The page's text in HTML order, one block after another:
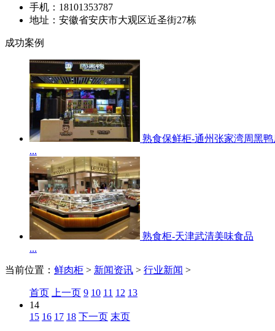
手机：18101353787
地址：安徽省安庆市大观区近圣街27栋
成功案例
熟食保鲜柜-通州张家湾周黑鸭
...
熟食柜-天津武清美味食品
...
当前位置： 鲜肉柜 > 新闻资讯 > 行业新闻 >
首页 上一页 9 10 11 12 13
14
15 16 17 18 下一页 末页